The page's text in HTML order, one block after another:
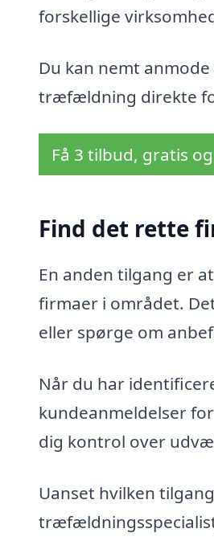
forskellige
Du kan nemt
træfældning direkte
Få 3 tilbud, gratis
Find det rette
En anden tilgang er
firmaer i området.
eller spørge om
Når du har
kundeanmeldelser
dig kontrol over
Uanset hvilken